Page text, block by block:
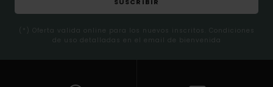
SUSCRIBIR
(*) Oferta valida online para los nuevos inscritos. Condiciones
de uso detalladas en el email de bienvenida